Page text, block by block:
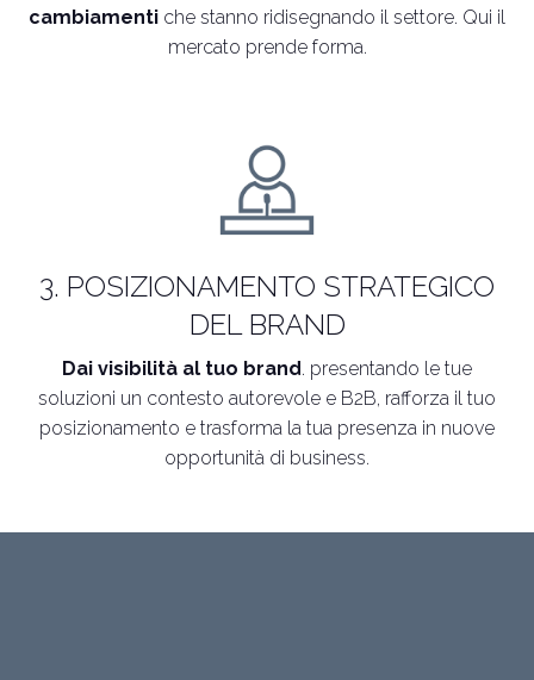
cambiamenti che stanno ridisegnando il settore. Qui il
mercato prende forma.
3. POSIZIONAMENTO STRATEGICO
DEL BRAND
Dai visibilità al tuo brand. presentando le tue
soluzioni un contesto autorevole e B2B, rafforza il tuo
posizionamento e trasforma la tua presenza in nuove
opportunità di business.